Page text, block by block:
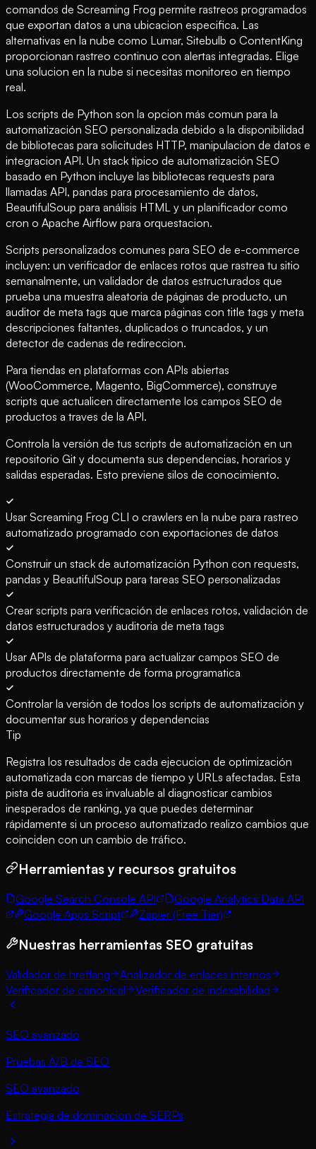
comandos de Screaming Frog permite rastreos programados
que exportan datos a una ubicacion especifica. Las
alternativas en la nube como Lumar, Sitebulb o ContentKing
proporcionan rastreo continuo con alertas integradas. Elige
una solucion en la nube si necesitas monitoreo en tiempo
real.
Los scripts de Python son la opcion más comun para la
automatización SEO personalizada debido a la disponibilidad
de bibliotecas para solicitudes HTTP, manipulacion de datos e
integracion API. Un stack tipico de automatización SEO
basado en Python incluye las bibliotecas requests para
llamadas API, pandas para procesamiento de datos,
BeautifulSoup para análisis HTML y un planificador como
cron o Apache Airflow para orquestacion.
Scripts personalizados comunes para SEO de e-commerce
incluyen: un verificador de enlaces rotos que rastrea tu sitio
semanalmente, un validador de datos estructurados que
prueba una muestra aleatoria de páginas de producto, un
auditor de meta tags que marca páginas con title tags y meta
descripciones faltantes, duplicados o truncados, y un
detector de cadenas de redireccion.
Para tiendas en plataformas con APIs abiertas
(WooCommerce, Magento, BigCommerce), construye
scripts que actualicen directamente los campos SEO de
productos a traves de la API.
Controla la versión de tus scripts de automatización en un
repositorio Git y documenta sus dependencias, horarios y
salidas esperadas. Esto previene silos de conocimiento.
Usar Screaming Frog CLI o crawlers en la nube para rastreo
automatizado programado con exportaciones de datos
Construir un stack de automatización Python con requests,
pandas y BeautifulSoup para tareas SEO personalizadas
Crear scripts para verificación de enlaces rotos, validación de
datos estructurados y auditoria de meta tags
Usar APIs de plataforma para actualizar campos SEO de
productos directamente de forma programatica
Controlar la versión de todos los scripts de automatización y
documentar sus horarios y dependencias
Tip
Registra los resultados de cada ejecucion de optimización
automatizada con marcas de tiempo y URLs afectadas. Esta
pista de auditoria es invaluable al diagnosticar cambios
inesperados de ranking, ya que puedes determinar
rápidamente si un proceso automatizado realizo cambios que
coinciden con un cambio de tráfico.
Herramientas y recursos gratuitos
Google Search Console API
Google Analytics Data API
Google Apps Script
Zapier (Free Tier)
Nuestras herramientas SEO gratuitas
Validador de hreflang
Analizador de enlaces internos
Verificador de canonical
Verificador de indexabilidad
SEO avanzado
Pruebas A/B de SEO
SEO avanzado
Estrategia de dominacion de SERPs